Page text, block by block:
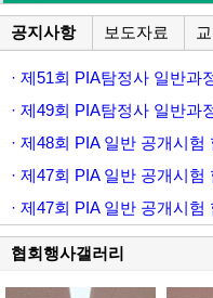
공지사항 보도자료
· 제51회 PIA탐정사 일반과
· 제49회 PIA탐정사 일반과
· 제48회 PIA 일반 공개시
· 제47회 PIA 일반 공개시
· 제47회 PIA 일반 공개시
협회행사갤러리